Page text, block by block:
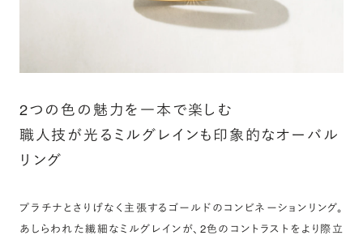
2つの色の魅力を一本で楽しむ
職人技が光るミルグレインも印象的なオーバル
リング
プラチナとさりげなく主張するゴールドのコンビネーションリング。
あしらわれた繊細なミルグレインが、2色のコントラストをより際立